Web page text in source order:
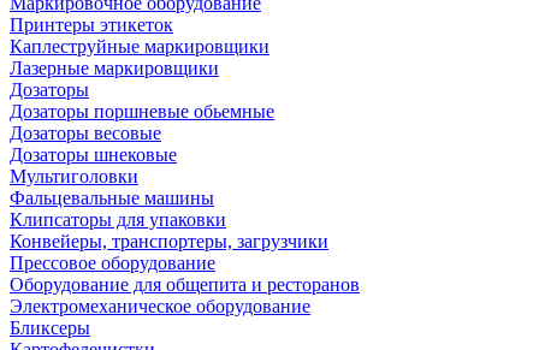
Принтеры этикеток
Каплеструйные маркировщики
Лазерные маркировщики
Дозаторы
Дозаторы поршневые обьемные
Дозаторы весовые
Дозаторы шнековые
Мультиголовки
Фальцевальные машины
Клипсаторы для упаковки
Конвейеры, транспортеры, загрузчики
Прессовое оборудование
Оборудование для общепита и ресторанов
Электромеханическое оборудование
Бликсеры